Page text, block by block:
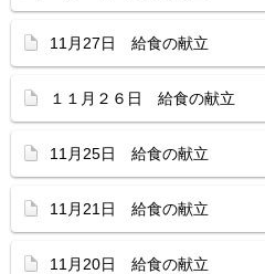
11月27日 給食の献立
１１月２６日 給食の献立
11月25日 給食の献立
11月21日 給食の献立
11月20日 給食の献立